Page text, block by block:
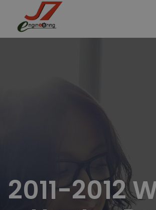
ประหยัด
พลังงาน
รักษ์โลกกับ
ฉลากเบอร์ 5
11กรกฎาคม
11
กรกฎาคม
2017
11
กร
2011-2012